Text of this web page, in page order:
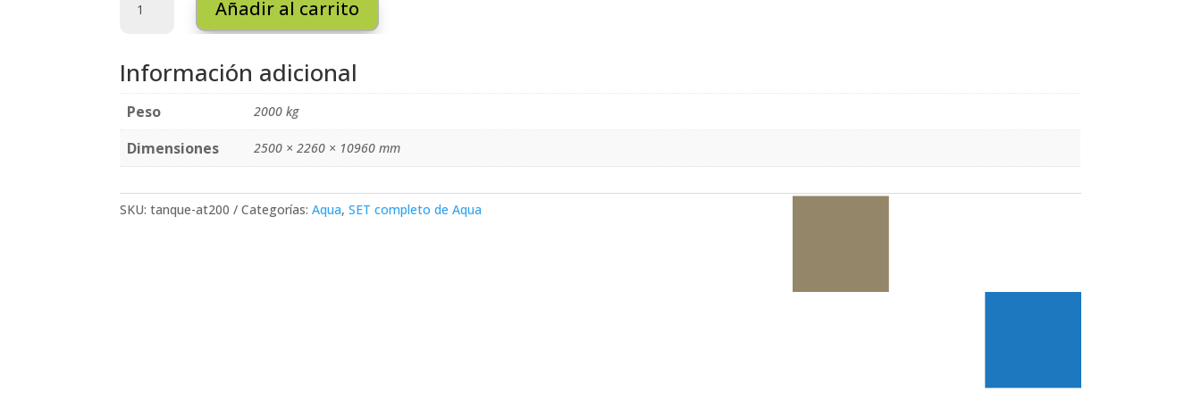
AT200
Añadir al carrito
Información adicional
Peso 2000 kg
Dimensiones 2500 × 2260 × 10960 mm
SKU:tanque-at200 Categorías:Aqua,SET completo de Aqua